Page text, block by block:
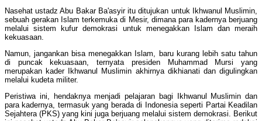
Nasehat ustadz Abu Bakar Ba'asyir itu ditujukan untuk Ikhwanul Muslimin,
sebuah gerakan Islam terkemuka di Mesir, dimana para kadernya berjuang
melalui sistem kufur demokrasi untuk menegakkan Islam dan meraih
kekuasaan.
Namun, jangankan bisa menegakkan Islam, baru kurang lebih satu tahun
di puncak kekuasaan, ternyata presiden Muhammad Mursi yang
merupakan kader Ikhwanul Muslimin akhirnya dikhianati dan digulingkan
melalui kudeta militer.
Peristiwa ini, hendaknya menjadi pelajaran bagi Ikhwanul Muslimin dan
para kadernya, termasuk yang berada di Indonesia seperti Partai Keadilan
Sejahtera (PKS) yang kini juga berjuang melalui sistem demokrasi. Berikut